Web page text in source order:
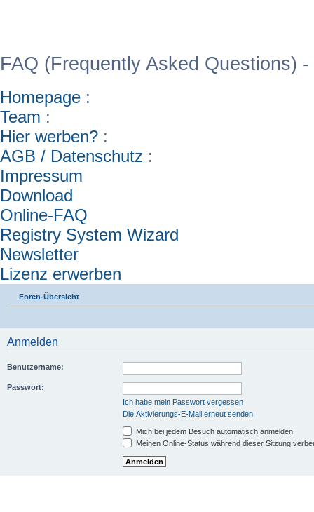
FAQ (Frequently Asked Questions)
Homepage :
Team :
Hier werben? :
AGB / Datenschutz :
Impressum
Download
Online-FAQ
Registry System Wizard
Newsletter
Lizenz erwerben
Foren-Übersicht
Anmelden
Benutzername:
Passwort:
Ich habe mein Passwort vergessen
Die Aktivierungs-E-Mail erneut senden
Mich bei jedem Besuch automatisch anmelden
Meinen Online-Status während dieser Sitzung